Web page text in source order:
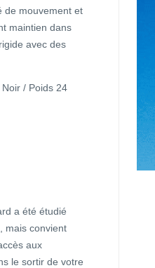
de mouvement et
maintien dans
avec des
/ Poids 24
a été étudié
mais convient
aux
le sortir de votre